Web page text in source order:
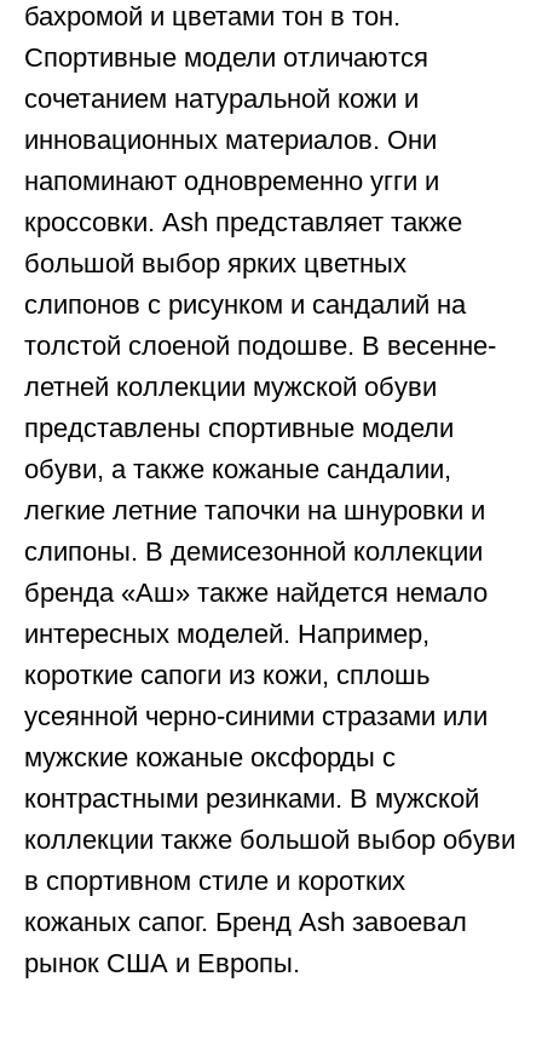
бахромой и цветами тон в тон.
Спортивные модели отличаются
сочетанием натуральной кожи и
инновационных материалов. Они
напоминают одновременно угги и
кроссовки. Ash представляет также
большой выбор ярких цветных
слипонов с рисунком и сандалий на
толстой слоеной подошве. В весенне-
летней коллекции мужской обуви
представлены спортивные модели
обуви, а также кожаные сандалии,
легкие летние тапочки на шнуровки и
слипоны. В демисезонной коллекции
бренда «Аш» также найдется немало
интересных моделей. Например,
короткие сапоги из кожи, сплошь
усеянной черно-синими стразами или
мужские кожаные оксфорды с
контрастными резинками. В мужской
коллекции также большой выбор обуви
в спортивном стиле и коротких
кожаных сапог. Бренд Ash завоевал
рынок США и Европы.